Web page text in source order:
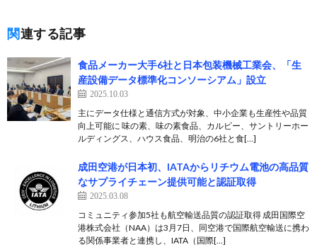
関連する記事
食品メーカー大手6社と日本包装機械工業会、「生
産設備データ標準化コンソーシアム」設立
2025.10.03
主にデータ仕様と通信方式が対象、中小企業も生産性や品質
向上可能に 味の素、味の素食品、カルビー、サントリーホー
ルディングス、ハウス食品、明治の6社と食[…]
成田空港が日本初、IATAからリチウム電池の高品質
なサプライチェーン提供可能と認証取得
2025.03.08
コミュニティ参加5社も航空輸送品質の認証取得 成田国際空
港株式会社（NAA）は3月7日、同空港で国際航空輸送に携わ
る関係事業者と連携し、IATA（国際[…]